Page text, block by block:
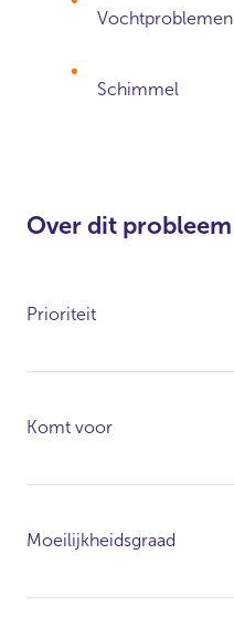
Vochtproblemen
Schimmel
Over dit probleem
Prioriteit
Komt voor
Moeilijkheidsgraad